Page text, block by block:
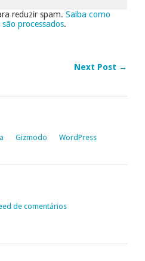
reduzir spam. Saiba como
processados.
Next Post →
Gizmodo WordPress
de comentários